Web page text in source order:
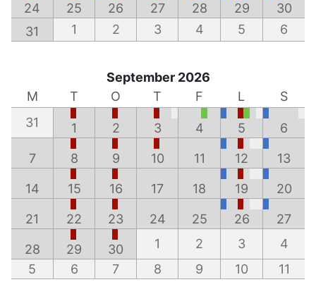
24 25 26 27 28 29
30
31
1 2 3 4 5 6
September 2026
M
T O T F L
S
31
1 2 3 4 5 6
7 8 9 10 11 12 13
14 15 16 17 18 19 20
21 22 23 24 25 26 27
28 29 30 1 2 3
4
5
6 7 8 9 10 11